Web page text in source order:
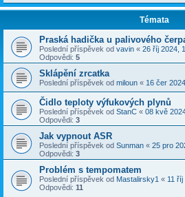
Témata
Praská hadička u palivového
Poslední příspěvek od vavin « 26 říj 2024,
Odpovědi: 5
Sklápění zrcatka
Poslední příspěvek od miloun « 16 čer
Čidlo teploty výfukových plynů
Poslední příspěvek od StanC « 08 kvě
Odpovědi: 3
Jak vypnout ASR
Poslední příspěvek od Sunman « 25 pro
Odpovědi: 3
Problém s tempomatem
Poslední příspěvek od Mastalirsky1 « 11 říj
Odpovědi: 11